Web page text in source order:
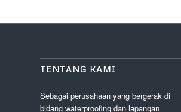
TENTANG KAMI
Sebagai perusahaan yang bergerak di
bidang waterproofing dan lapangan